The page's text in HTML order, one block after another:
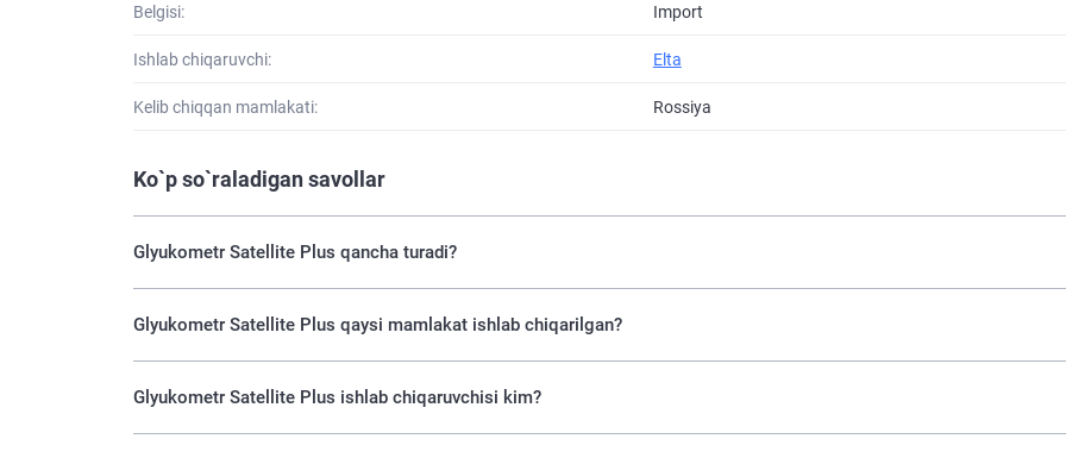
Belgisi: Import
Ishlab chiqaruvchi: Elta
Kelib chiqqan mamlakati: Rossiya
Ko`p so`raladigan savollar
Glyukometr Satellite Plus qancha turadi?
Glyukometr Satellite Plus qaysi mamlakat ishlab chiqarilgan?
Glyukometr Satellite Plus ishlab chiqaruvchisi kim?